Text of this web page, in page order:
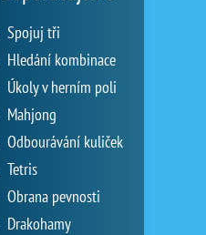
Spojuj tři
Hledání kombinace
Úkoly v herním poli
Mahjong
Odbourávání kuliček
Tetris
Obrana pevnosti
Drakohamy